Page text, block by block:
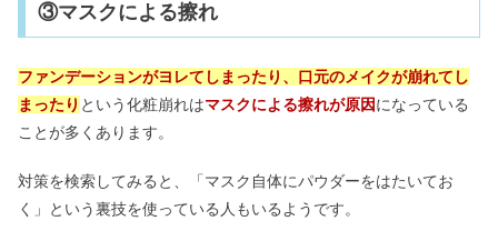
③マスクによる擦れ
ファンデーションがヨレてしまったり、口元のメイクが崩れてし
まったり という化粧崩れはマスクによる擦れが原因になっている
ことが多くあります。
対策を検索してみると、「マスク自体にパウダーをはたいてお
く」という裏技を使っている人もいるようです。